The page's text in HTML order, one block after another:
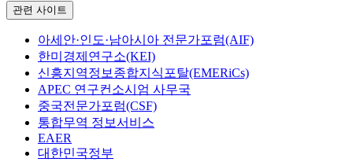
관련 사이트
아세안·인도·남아시아 전문가포럼(AIF)
한미경제연구소(KEI)
신흥지역정보종합지식포탈(EMERiCs)
APEC 연구컨소시엄 사무국
중국전문가포럼(CSF)
통합무역 정보서비스
EAER
대한민국정부